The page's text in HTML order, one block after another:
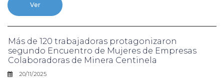
Ver
Más de 120 trabajadoras protagonizaron
segundo Encuentro de Mujeres de Empresas
Colaboradoras de Minera Centinela
20/11/2025